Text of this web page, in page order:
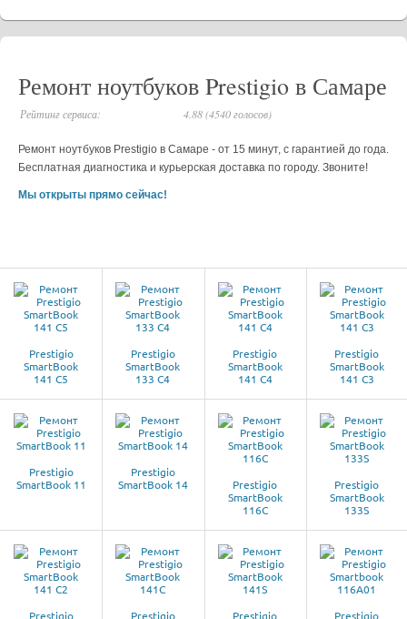
Ремонт ноутбуков Prestigio в Самаре
Рейтинг сервиса: 4.88 (4540 голосов)
Ремонт ноутбуков Prestigio в Самаре - от 15 минут, с гарантией до года.
Бесплатная диагностика и курьерская доставка по городу. Звоните!
Мы открыты прямо сейчас!
Prestigio
SmartBook
141 C5
Prestigio
SmartBook
133 C4
Prestigio
SmartBook
141 C4
Prestigio
SmartBook
141 C3
Prestigio
SmartBook 11
Prestigio
SmartBook 14
Prestigio
SmartBook
116C
Prestigio
SmartBook
133S
Prestigio Prestigio Prestigio Prestigio